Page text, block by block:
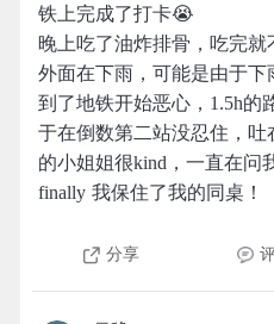
铁上完成了打卡😭
晚上吃了油炸排骨，吃完就
外面在下雨，可能是由于
到了地铁开始恶心，1.5h的
于在倒数第二站没忍住，
的小姐姐很kind，一直在问
finally 我保住了我的同桌！
分享